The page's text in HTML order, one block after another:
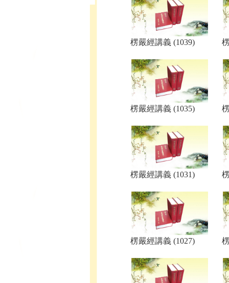
楞嚴經講義 (1039)
楞嚴經講義 (1035)
楞嚴經講義 (1031)
楞嚴經講義 (1027)